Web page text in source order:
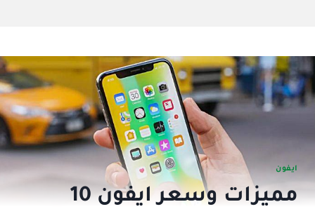
ايفون
مميزات وسعر ايفون 10